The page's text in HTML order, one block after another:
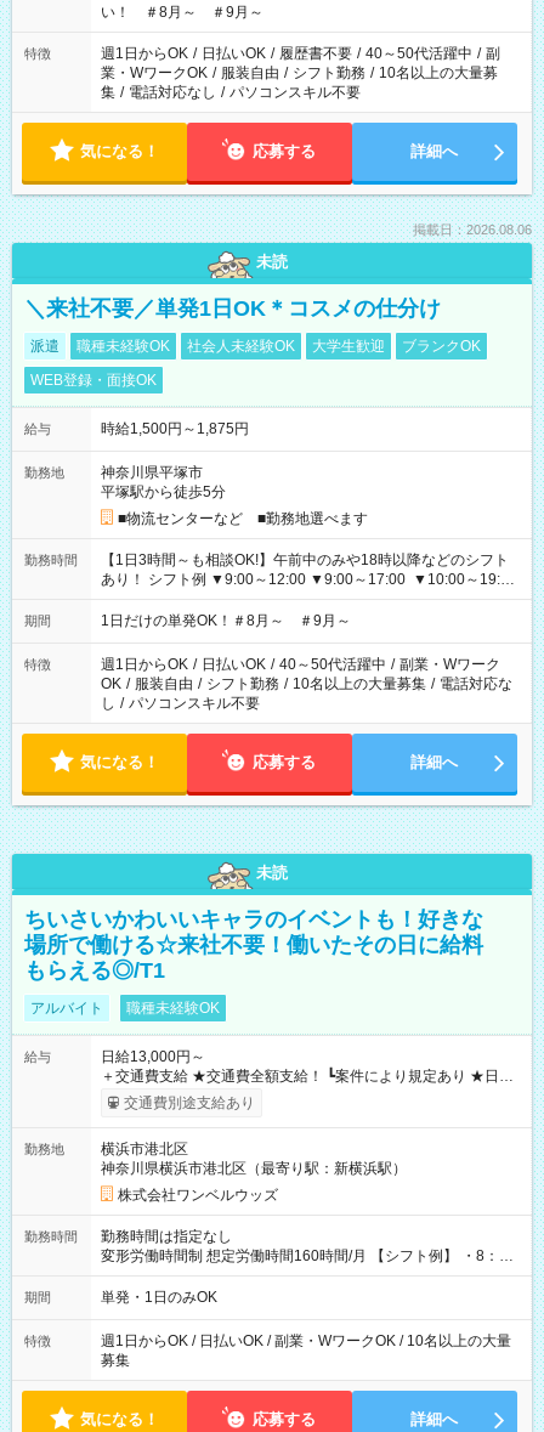
い！ ＃8月～ ＃9月～
特徴 週1日からOK / 日払いOK / 履歴書不要 / 40～50代活躍中 / 副
業・WワークOK / 服装自由 / シフト勤務 / 10名以上の大量募
集 / 電話対応なし / パソコンスキル不要
気になる！ 応募する 詳細へ
掲載日：2026.08.06
未読
＼来社不要／単発1日OK＊コスメの仕分け
派遣 職種未経験OK 社会人未経験OK 大学生歓迎
ブランクOK
WEB登録・面接OK
給与 時給1,500円～1,875円
勤務地
神奈川県平塚市
平塚駅から徒歩5分
■物流センターなど ■勤務地選べます
勤務時間
【1日3時間～も相談OK!】午前中のみや18時以降などのシフト
あり！ シフト例 ▼9:00～12:00 ▼9:00～17:00 ▼10:00～19:00
▼18:00～21:00
期間 1日だけの単発OK！＃8月～ ＃9月～
特徴 週1日からOK / 日払いOK / 40～50代活躍中 / 副業・Wワーク
OK / 服装自由 / シフト勤務 / 10名以上の大量募集 / 電話対応な
し / パソコンスキル不要
気になる！ 応募する 詳細へ
未読
ちいさいかわいいキャラのイベントも！好きな
場所で働ける☆来社不要！働いたその日に給料
もらえる◎/T1
アルバイト 職種未経験OK
給与
日給13,000円～
＋交通費支給 ★交通費全額支給！ ┗案件により規定あり ★日払
いOK！（規定あり） ┗働いたその日に現金GET♪ お仕事後はコ
ンビニATMから 日払い分を引き落とせます！ 【試用期間】試
交通費別途支給あり
勤務地
横浜市港北区
神奈川県横浜市港北区（最寄り駅：新横浜駅）
株式会社ワンベルウッズ
勤務時間
勤務時間は指定なし
変形労働時間制 想定労働時間160時間/月 【シフト例】 ・8：00
～21：00
期間 単発・1日のみOK
特徴
週1日からOK / 日払いOK / 副業・WワークOK / 10名以上の大量
募集
気になる！ 応募する 詳細へ